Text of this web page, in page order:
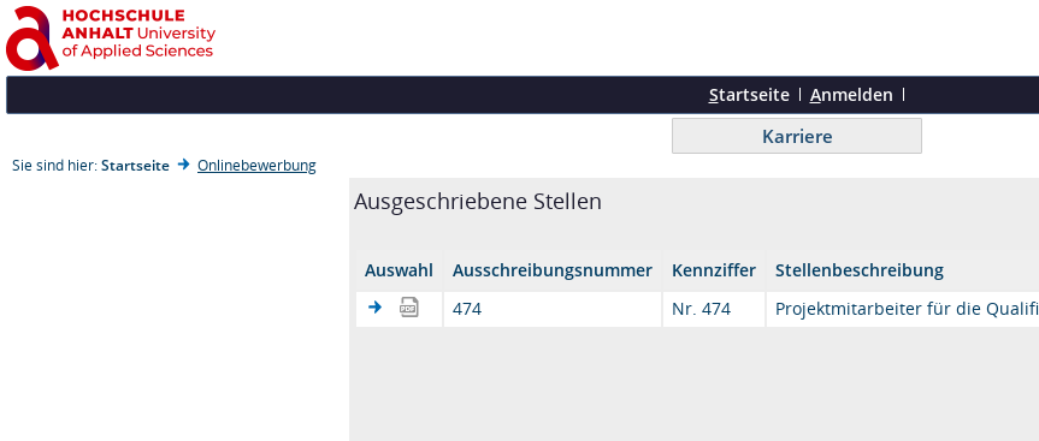
Startseite Anmelden
Karriere
Sie sind hier: Startseite Onlinebewerbung
Ausgeschriebene Stellen
Auswahl Ausschreibungsnummer Kennziffer
Stellenbeschreibung
474
Nr. 474 Projektmitarbeiter für die